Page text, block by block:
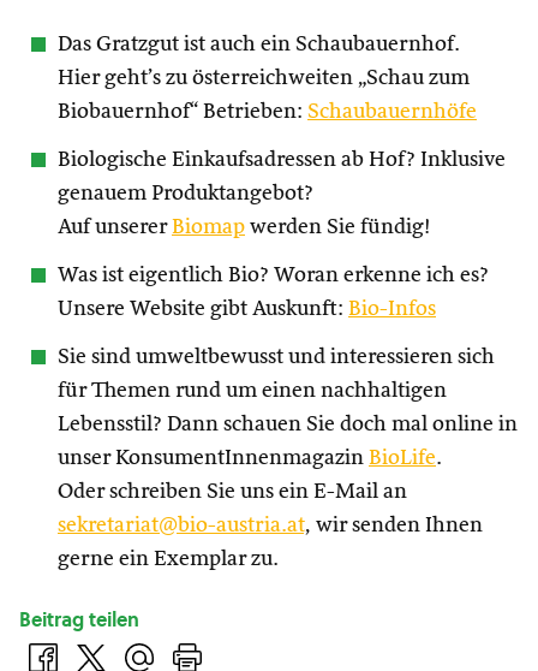
Das Gratzgut ist auch ein Schaubauernhof.
Hier geht’s zu österreichweiten „Schau zum
Biobauernhof“ Betrieben: Schaubauernhöfe
Biologische Einkaufsadressen ab Hof? Inklusive
genauem Produktangebot?
Auf unsererBiomap werden Sie fündig!
Was ist eigentlich Bio? Woran erkenne ich es?
Unsere Website gibt Auskunft: Bio-Infos
Sie sind umweltbewusst und interessieren sich
für Themen rund um einen nachhaltigen
Lebensstil? Dann schauen Sie doch mal online in
unser KonsumentInnenmagazin BioLife.
Oder schreiben Sie uns ein E-Mail an
sekretariat@bio-austria.at, wir senden Ihnen
gerne ein Exemplar zu.
Beitrag teilen